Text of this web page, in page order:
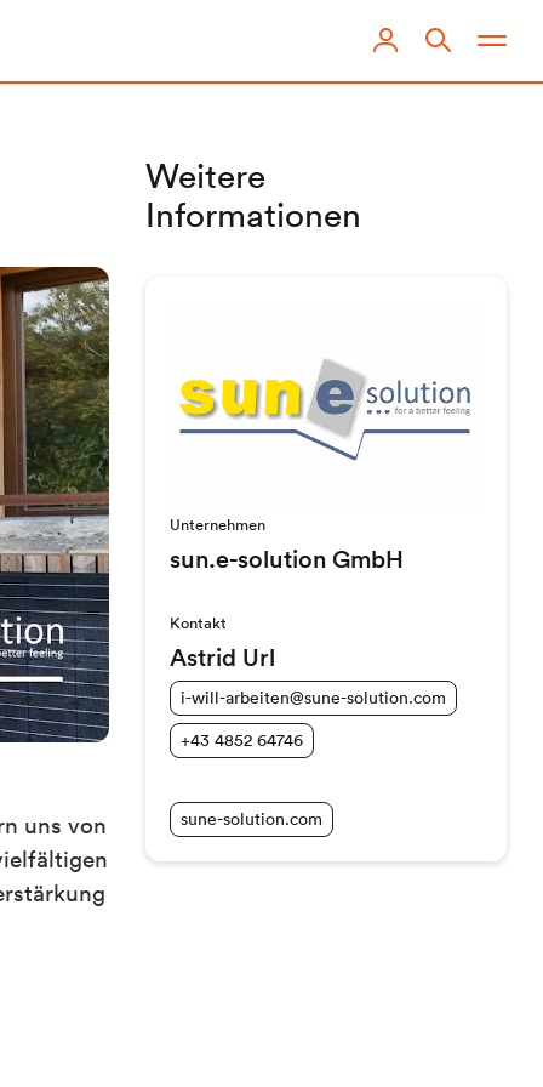
uns von
Weitere
Informationen
Unternehmen
sun.e-solution GmbH
Kontakt
Astrid Url
i-will-arbeiten@sune-solution.com
+43 4852 64746
sune-solution.com